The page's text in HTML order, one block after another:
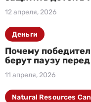
12 апреля, 2026
Почему
берут паузу
11 апреля, 2026
Деньги
Natural Resources